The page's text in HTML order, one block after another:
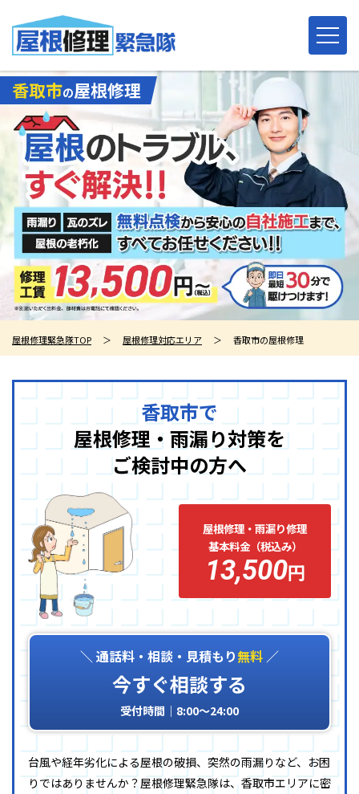
香取市の屋根修理
屋根修理緊急隊TOP ＞ 屋根修理対応エリア ＞ 香取市の屋根修理
香取市で
屋根修理・雨漏り対策を
ご検討中の方へ
屋根修理・雨漏り修理
基本料金（税込み）
13,500円
＼ 通話料・相談・見積もり無料 ／
今すぐ相談する
受付時間｜8:00〜24:00
台風や経年劣化による屋根の破損、突然の雨漏りなど、お困
りではありませんか？屋根修理緊急隊は、香取市エリアに密